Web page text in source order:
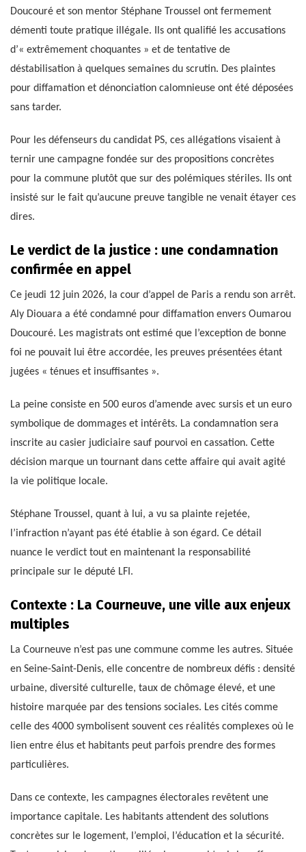
Doucouré et son mentor Stéphane Troussel ont fermement
démenti toute pratique illégale. Ils ont qualifié les accusations
d’« extrêmement choquantes » et de tentative de
déstabilisation à quelques semaines du scrutin. Des plaintes
pour diffamation et dénonciation calomnieuse ont été déposées
sans tarder.
Pour les défenseurs du candidat PS, ces allégations visaient à
ternir une campagne fondée sur des propositions concrètes
pour la commune plutôt que sur des polémiques stériles. Ils ont
insisté sur le fait qu’aucune preuve tangible ne venait étayer ces
dires.
Le verdict de la justice : une condamnation
confirmée en appel
Ce jeudi 12 juin 2026, la cour d’appel de Paris a rendu son arrêt.
Aly Diouara a été condamné pour diffamation envers Oumarou
Doucouré. Les magistrats ont estimé que l’exception de bonne
foi ne pouvait lui être accordée, les preuves présentées étant
jugées « ténues et insuffisantes ».
La peine consiste en 500 euros d’amende avec sursis et un euro
symbolique de dommages et intérêts. La condamnation sera
inscrite au casier judiciaire sauf pourvoi en cassation. Cette
décision marque un tournant dans cette affaire qui avait agité
la vie politique locale.
Stéphane Troussel, quant à lui, a vu sa plainte rejetée,
l’infraction n’ayant pas été établie à son égard. Ce détail
nuance le verdict tout en maintenant la responsabilité
principale sur le député LFI.
Contexte : La Courneuve, une ville aux enjeux
multiples
La Courneuve n’est pas une commune comme les autres. Située
en Seine-Saint-Denis, elle concentre de nombreux défis : densité
urbaine, diversité culturelle, taux de chômage élevé, et une
histoire marquée par des tensions sociales. Les cités comme
celle des 4000 symbolisent souvent ces réalités complexes où le
lien entre élus et habitants peut parfois prendre des formes
particulières.
Dans ce contexte, les campagnes électorales revêtent une
importance capitale. Les habitants attendent des solutions
concrètes sur le logement, l’emploi, l’éducation et la sécurité.